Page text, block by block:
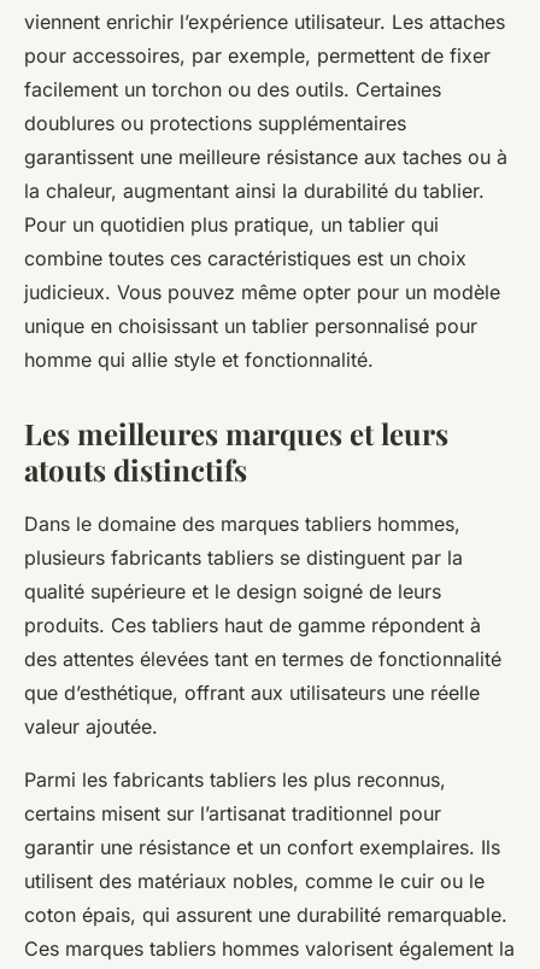
viennent enrichir l’expérience utilisateur. Les attaches
pour accessoires, par exemple, permettent de fixer
facilement un torchon ou des outils. Certaines
doublures ou protections supplémentaires
garantissent une meilleure résistance aux taches ou à
la chaleur, augmentant ainsi la durabilité du tablier.
Pour un quotidien plus pratique, un tablier qui
combine toutes ces caractéristiques est un choix
judicieux. Vous pouvez même opter pour un modèle
unique en choisissant un tablier personnalisé pour
homme qui allie style et fonctionnalité.
Les meilleures marques et leurs
atouts distinctifs
Dans le domaine des marques tabliers hommes,
plusieurs fabricants tabliers se distinguent par la
qualité supérieure et le design soigné de leurs
produits. Ces tabliers haut de gamme répondent à
des attentes élevées tant en termes de fonctionnalité
que d’esthétique, offrant aux utilisateurs une réelle
valeur ajoutée.
Parmi les fabricants tabliers les plus reconnus,
certains misent sur l’artisanat traditionnel pour
garantir une résistance et un confort exemplaires. Ils
utilisent des matériaux nobles, comme le cuir ou le
coton épais, qui assurent une durabilité remarquable.
Ces marques tabliers hommes valorisent également la